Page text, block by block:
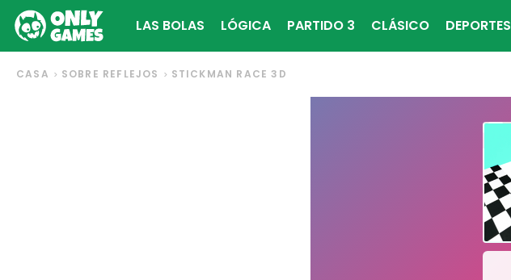
LAS BOLAS LÓGICA PARTIDO 3 CLÁSICO DEPORTES
CASA SOBRE REFLEJOS STICKMAN RACE 3D